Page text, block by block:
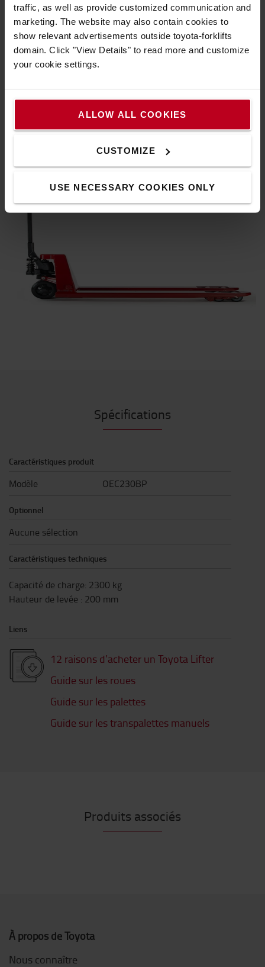
traffic, as well as provide customized communication and
marketing. The website may also contain cookies to
show relevant advertisements outside toyota-forklifts
domain. Click "View Details" to read more and customize
your cookie settings.
ALLOW ALL COOKIES
CUSTOMIZE
USE NECESSARY COOKIES ONLY
Caractéristiques techniques
Fiabilité:Des commandes en bout de doigts pour une prise
en main facile et un contrôle efficace.
Longévité supérieure: Un transpalette conçu pour durer,
Sécurité: Bouts de fourches arrondis, renforcés et
légèrement inclinés pour la sécurité des hommes et
l’intégrité des marchandises.
Spécifications
Caractéristiques produit
Modèle OEC230BP
Optionnel
Aucune sélection
Caractéristiques techniques
Capacité de charge: 2300 kg
Hauteur de levée : 200 mm
Liens
12 raisons d’acheter un Toyota Lifter
Guide sur les roues
Guide sur les palettes
Guide sur les transpalettes manuels
Produits associés
À propos de Toyota
Nous connaître